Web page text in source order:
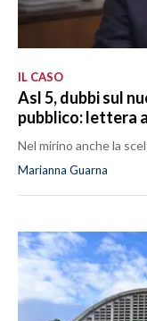
IL CASO
Asl 5, dubbi sul
pubblico: lettera
Nel mirino anche la
Marianna Guarna